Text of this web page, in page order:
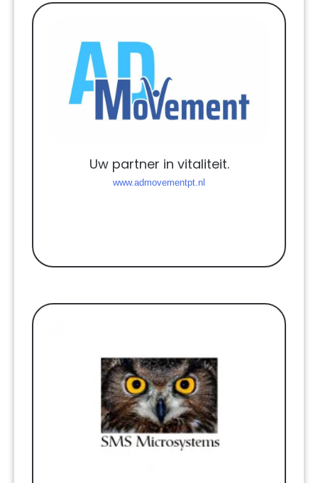
Uw partner in vitaliteit.
www.admovementpt.nl